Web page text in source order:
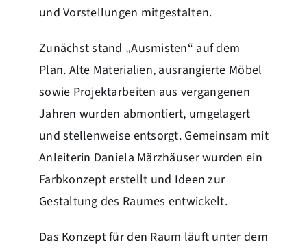
und Vorstellungen mitgestalten.
Zunächst stand „Ausmisten“ auf dem
Plan. Alte Materialien, ausrangierte Möbel
sowie Projektarbeiten aus vergangenen
Jahren wurden abmontiert, umgelagert
und stellenweise entsorgt. Gemeinsam mit
Anleiterin Daniela Märzhäuser wurden ein
Farbkonzept erstellt und Ideen zur
Gestaltung des Raumes entwickelt.
Das Konzept für den Raum läuft unter dem